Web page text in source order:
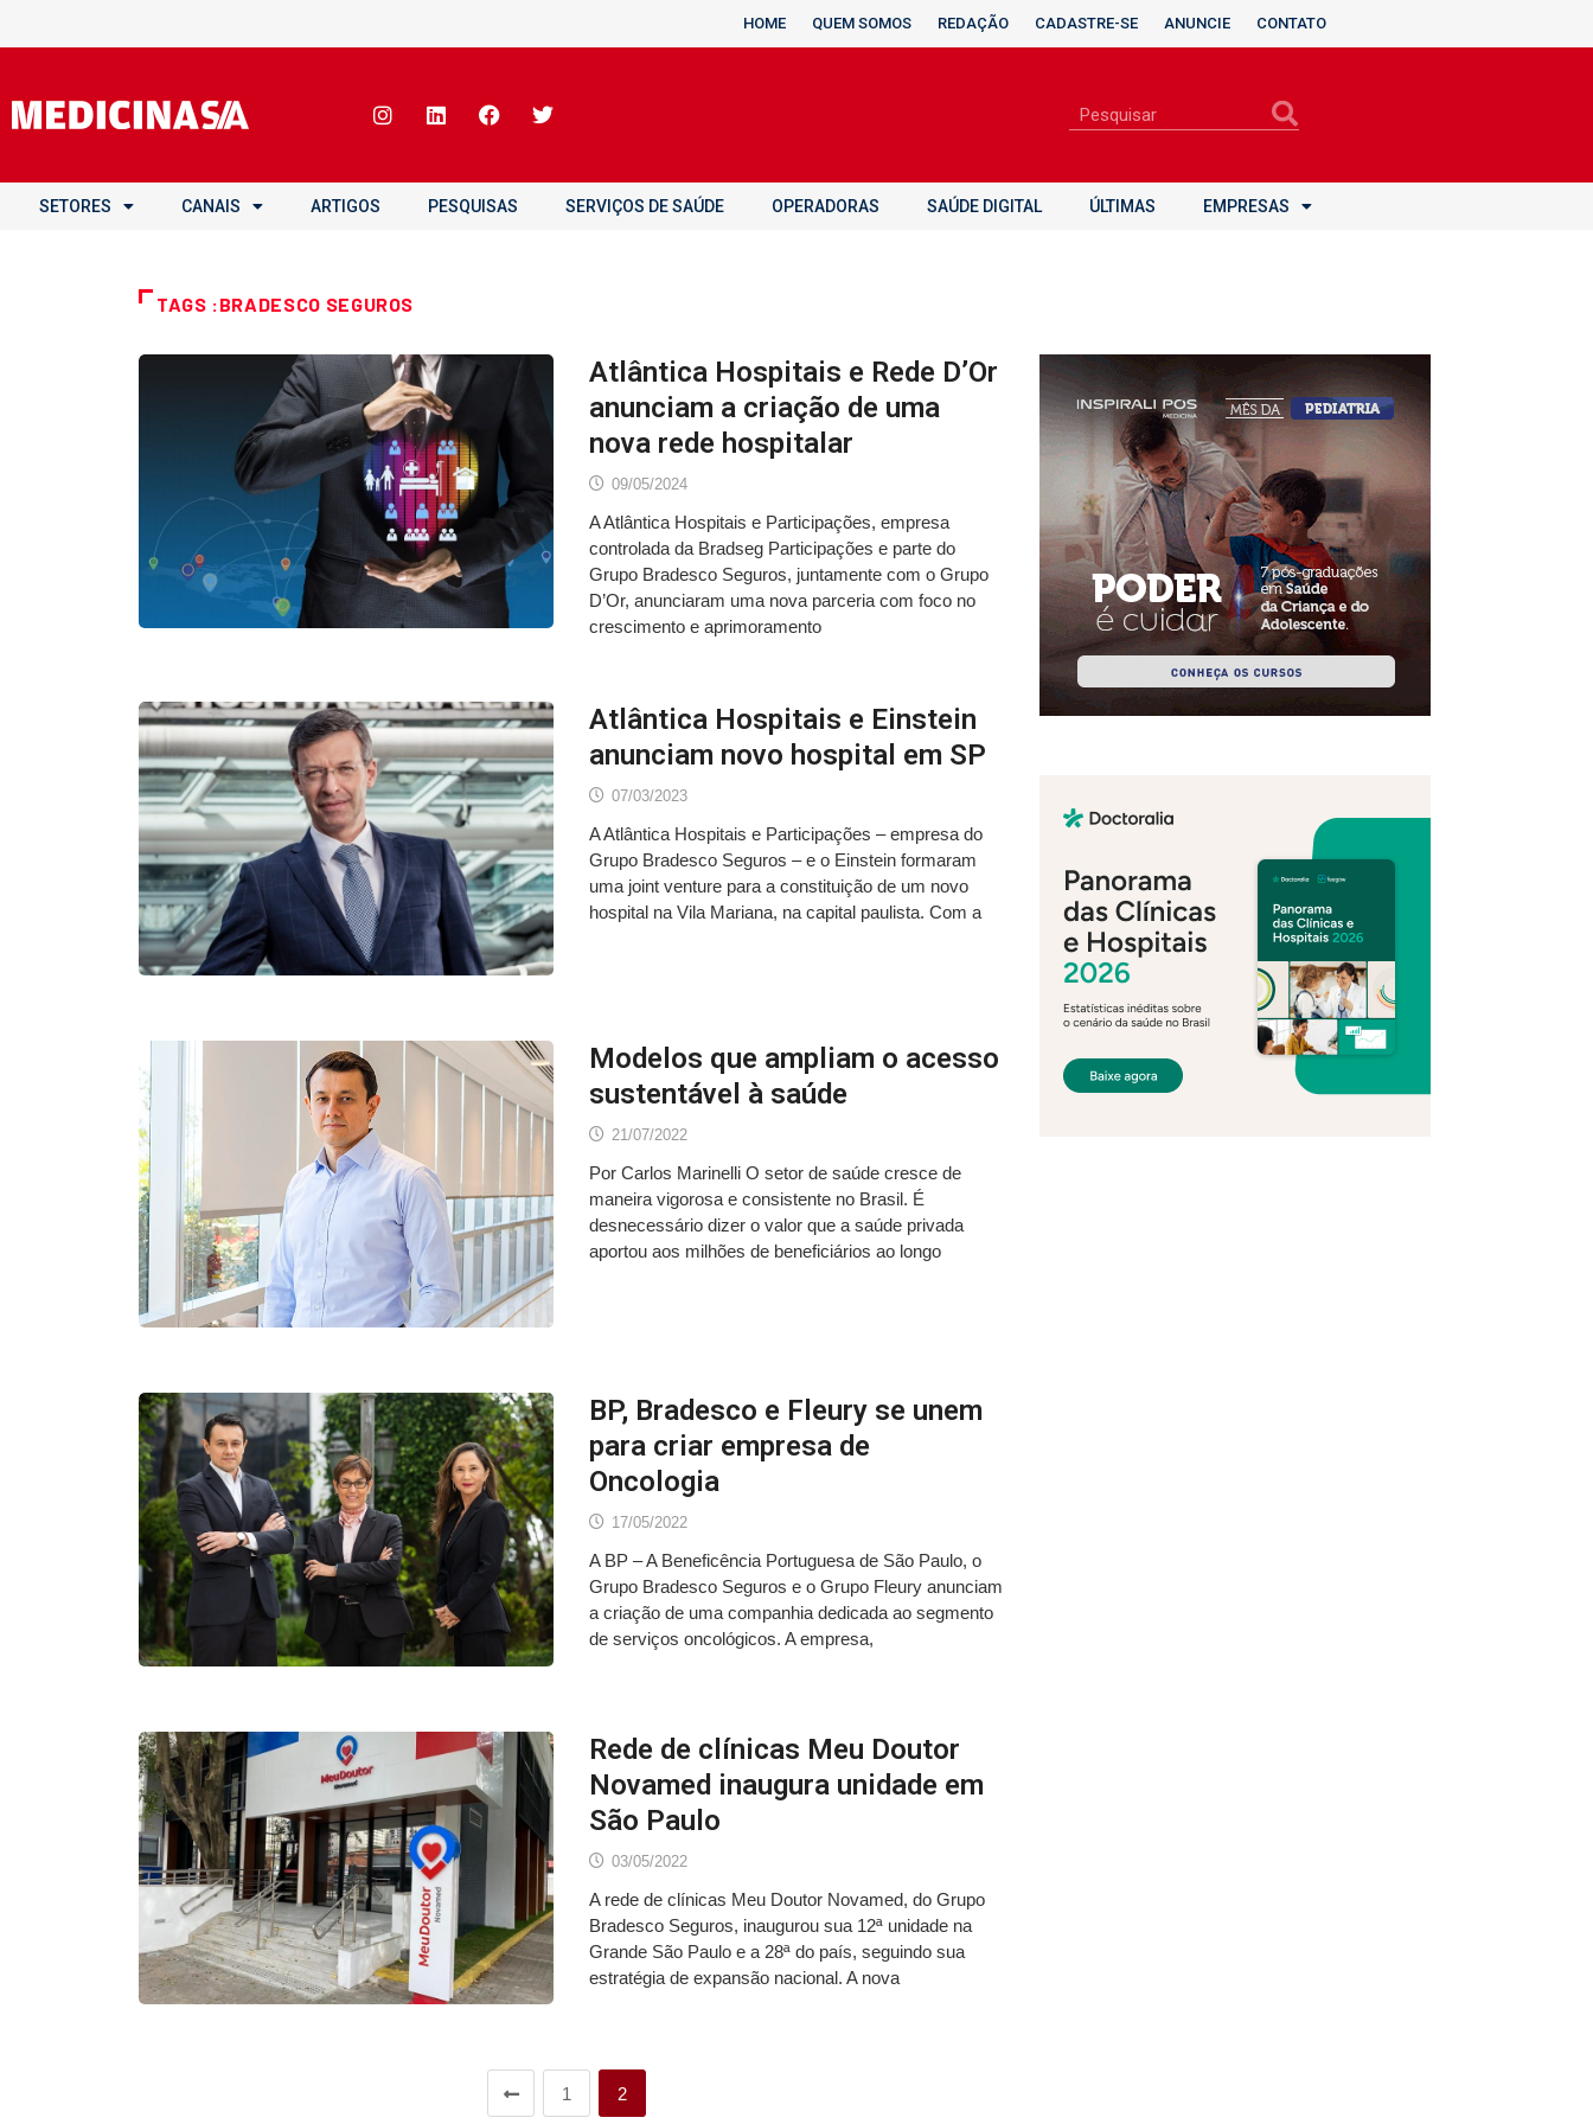
HOME QUEM SOMOS REDAÇÃO CADASTRE-SE ANUNCIE CONTATO
SETORES CANAIS ARTIGOS PESQUISAS SERVIÇOS DE SAÚDE OPERADORAS SAÚDE DIGITAL ÚLTIMAS EMPRESAS
TAGS :BRADESCO SEGUROS
Atlântica Hospitais e Rede D’Or
anunciam a criação de uma
nova rede hospitalar
09/05/2024
A Atlântica Hospitais e Participações, empresa
controlada da Bradseg Participações e parte do
Grupo Bradesco Seguros, juntamente com o Grupo
D’Or, anunciaram uma nova parceria com foco no
crescimento e aprimoramento
Atlântica Hospitais e Einstein
anunciam novo hospital em SP
07/03/2023
A Atlântica Hospitais e Participações – empresa do
Grupo Bradesco Seguros – e o Einstein formaram
uma joint venture para a constituição de um novo
hospital na Vila Mariana, na capital paulista. Com a
Modelos que ampliam o acesso
sustentável à saúde
21/07/2022
Por Carlos Marinelli O setor de saúde cresce de
maneira vigorosa e consistente no Brasil. É
desnecessário dizer o valor que a saúde privada
aportou aos milhões de beneficiários ao longo
BP, Bradesco e Fleury se unem
para criar empresa de
Oncologia
17/05/2022
A BP – A Beneficência Portuguesa de São Paulo, o
Grupo Bradesco Seguros e o Grupo Fleury anunciam
a criação de uma companhia dedicada ao segmento
de serviços oncológicos. A empresa,
Rede de clínicas Meu Doutor
Novamed inaugura unidade em
São Paulo
03/05/2022
A rede de clínicas Meu Doutor Novamed, do Grupo
Bradesco Seguros, inaugurou sua 12ª unidade na
Grande São Paulo e a 28ª do país, seguindo sua
estratégia de expansão nacional. A nova
1 2